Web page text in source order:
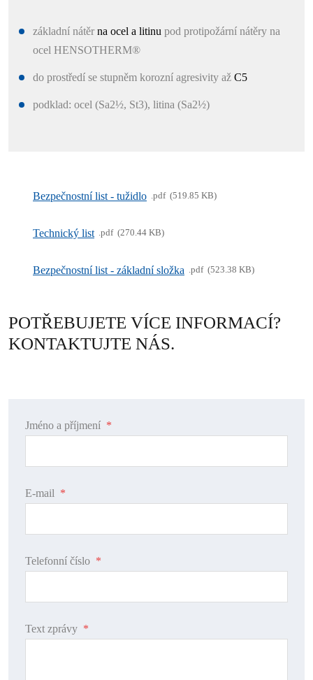
základní nátěr na ocel a litinu pod protipožární nátěry na
ocel HENSOTHERM®
do prostředí se stupněm korozní agresivity až C5
podklad: ocel (Sa2½, St3), litina (Sa2½)
Bezpečnostní list - tužidlo pdf 519.85 KB
Technický list pdf 270.44 KB
Bezpečnostní list - základní složka pdf 523.38 KB
POTŘEBUJETE VÍCE INFORMACÍ?
KONTAKTUJTE NÁS.
Jméno a příjmení *
E-mail *
Telefonní číslo *
Text zprávy *